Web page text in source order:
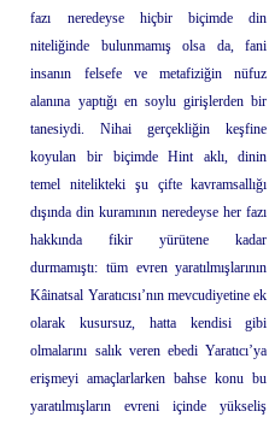
fazı neredeyse hiçbir biçimde din
niteliğinde bulunmamış olsa da, fani
insanın felsefe ve metafiziğin nüfuz
alanına yaptığı en soylu girişlerden bir
tanesiydi. Nihai gerçekliğin keşfine
koyulan bir biçimde Hint aklı, dinin
temel nitelikteki şu çifte kavramsallığı
dışında din kuramının neredeyse her fazı
hakkında fikir yürütene kadar
durmamıştı: tüm evren yaratılmışlarının
Kâinatsal Yaratıcısı’nın mevcudiyetine ek
olarak kusursuz, hatta kendisi gibi
olmalarını salık veren ebedi Yaratıcı’ya
erişmeyi amaçlarlarken bahse konu bu
yaratılmışların evreni içinde yükseliş